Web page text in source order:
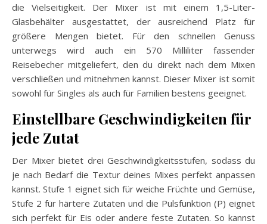
die Vielseitigkeit. Der Mixer ist mit einem 1,5-Liter-
Glasbehälter ausgestattet, der ausreichend Platz für
größere Mengen bietet. Für den schnellen Genuss
unterwegs wird auch ein 570 Milliliter fassender
Reisebecher mitgeliefert, den du direkt nach dem Mixen
verschließen und mitnehmen kannst. Dieser Mixer ist somit
sowohl für Singles als auch für Familien bestens geeignet.
Einstellbare Geschwindigkeiten für
jede Zutat
Der Mixer bietet drei Geschwindigkeitsstufen, sodass du
je nach Bedarf die Textur deines Mixes perfekt anpassen
kannst. Stufe 1 eignet sich für weiche Früchte und Gemüse,
Stufe 2 für härtere Zutaten und die Pulsfunktion (P) eignet
sich perfekt für Eis oder andere feste Zutaten. So kannst